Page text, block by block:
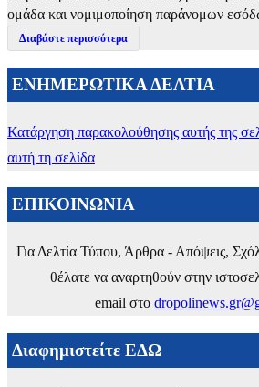
ομάδα και νομιμοποίηση παράνομων
Διαβάστε περισσότερα
ΕΝΗΜΕΡΩΤΙΚΑ ΔΕΛΤΙΑ
Κατάργηση παρακολούθησης αυτής της
αυτή τη σελίδα
ΕΠΙΚΟΙΝΩΝΙΑ
Για Δελτία Τύπου, Άρθρα - Απόψεις,
θέλατε να αναρτηθούν στην
email στο
Διαφημιστείτε ΕΔΩ